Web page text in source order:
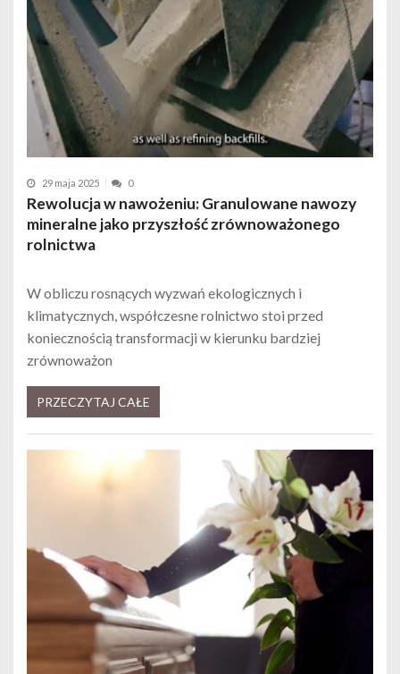
29 maja 2025 0
Rewolucja w nawożeniu: Granulowane nawozy
mineralne jako przyszłość zrównoważonego
rolnictwa
W obliczu rosnących wyzwań ekologicznych i
klimatycznych, współczesne rolnictwo stoi przed
koniecznością transformacji w kierunku bardziej
zrównoważon
PRZECZYTAJ CAŁE